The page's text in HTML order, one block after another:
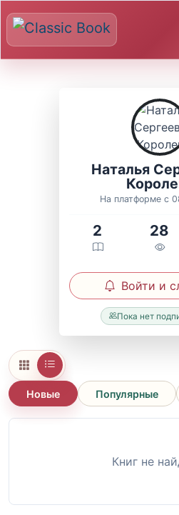
Наталья
На платформе с
2 28
Войти и
Пока нет
Новые Популярные
Книг не